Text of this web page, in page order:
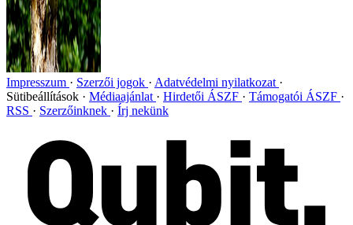
Impresszum Szerzői jogok
Adatvédelmi nyilatkozat
Sütibeállítások
Médiaajánlat Hirdetői ÁSZF
Támogatói ÁSZF
RSS
Szerzőinknek Írj nekünk